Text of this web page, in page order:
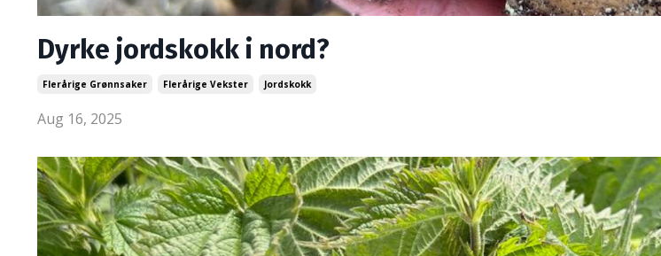
Dyrke jordskokk i nord?
Flerårige Grønnsaker Flerårige Vekster Jordskokk
Aug 16, 2025